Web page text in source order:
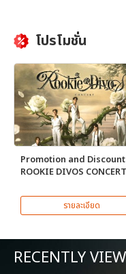
โปรโมชั่น
Promotion and Discount
ROOKIE DIVOS CONCERT
รายละเอียด
RECENTLY